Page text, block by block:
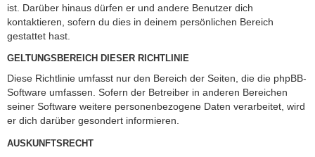
ist. Darüber hinaus dürfen er und andere Benutzer dich
kontaktieren, sofern du dies in deinem persönlichen Bereich
gestattet hast.
GELTUNGSBEREICH DIESER RICHTLINIE
Diese Richtlinie umfasst nur den Bereich der Seiten, die die phpBB-
Software umfassen. Sofern der Betreiber in anderen Bereichen
seiner Software weitere personenbezogene Daten verarbeitet, wird
er dich darüber gesondert informieren.
AUSKUNFTSRECHT